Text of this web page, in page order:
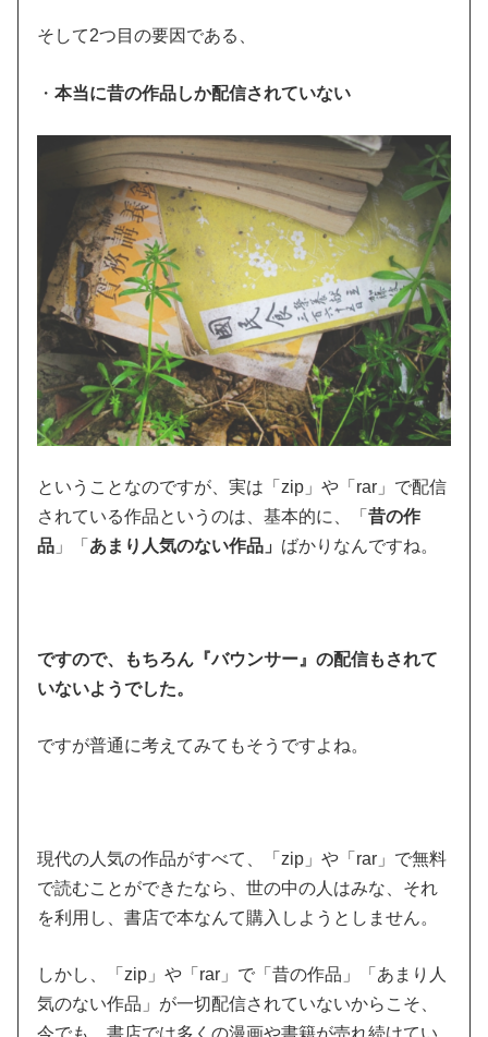
そして2つ目の要因である、
・本当に昔の作品しか配信されていない
ということなのですが、実は「zip」や「rar」で配信
されている作品というのは、基本的に、「昔の作
品 」「 あまり人気のない作品」 ばかりなんですね。
ですので、もちろん『バウンサー』の配信もされて
いないようでした。
ですが普通に考えてみてもそうですよね。
現代の人気の作品がすべて、「zip」や「rar」で無料
で読むことができたなら、世の中の人はみな、それ
を利用し、書店で本なんて購入しようとしません。
しかし、「zip」や「rar」で「昔の作品」「あまり人
気のない作品」が一切配信されていないからこそ、
今でも、書店では多くの漫画や書籍が売れ続けてい